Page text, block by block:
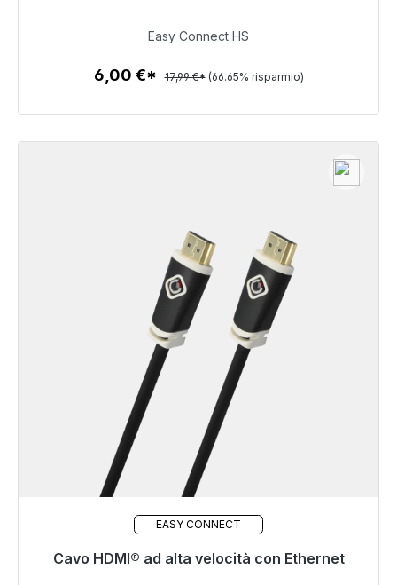
6,00 €
Easy Connect HS
6,00 €* 17,99 €* (66.65% risparmio)
EASY CONNECT
Cavo HDMI® ad alta velocità con Ethernet
Pronto per la spedizione immediata, tempo di